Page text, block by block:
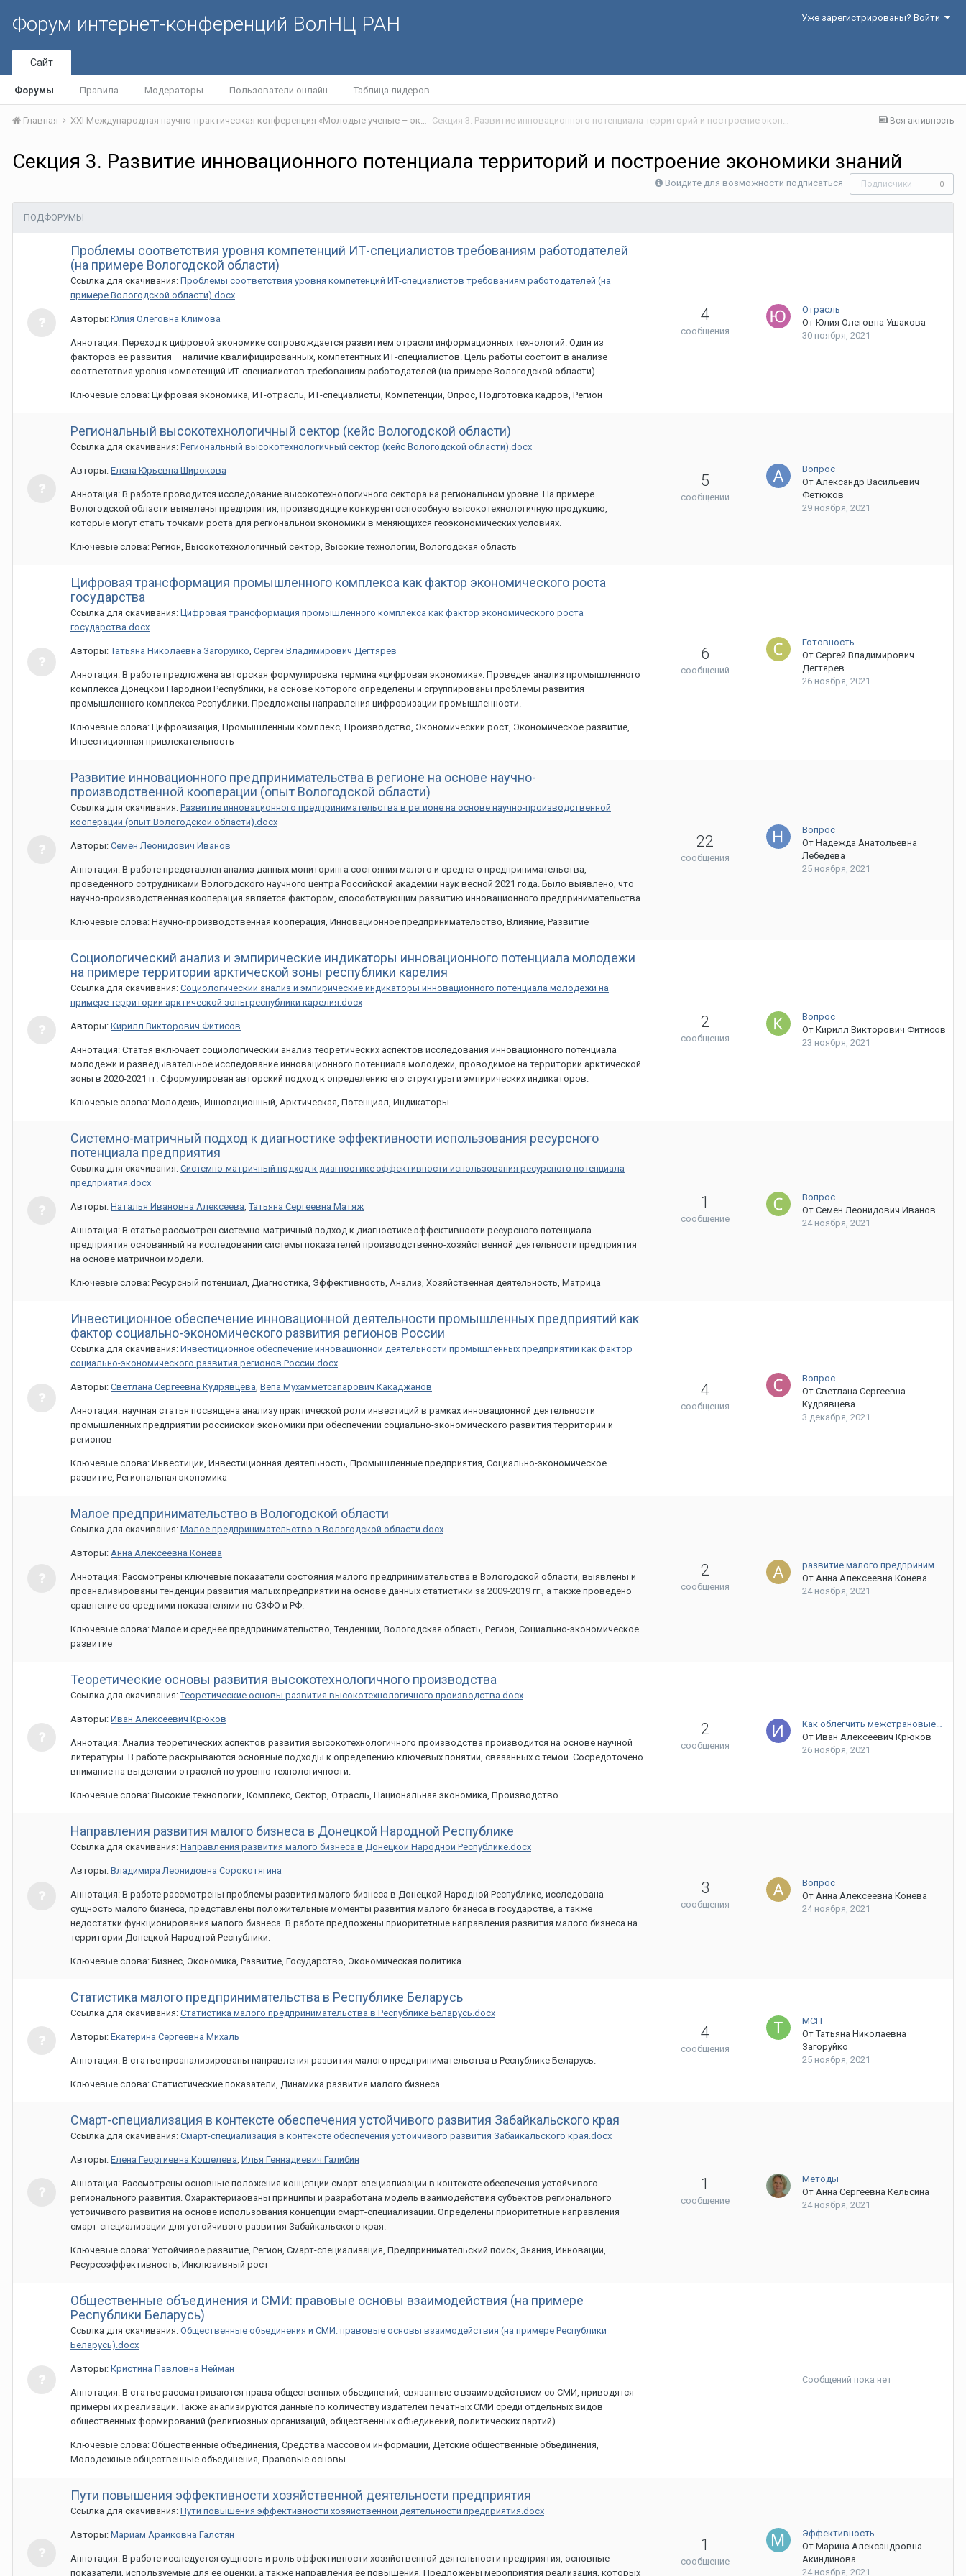
Форум интернет-конференций ВолНЦ РАН Уже зарегистрированы? Войти
Сайт
Форумы Правила Модераторы Пользователи онлайн Таблица лидеров
Вся активность
Главная ХХI Международная научно-практическая конференция «Молодые ученые – экономике региона» Секция 3. Развитие инновационного потенциала территорий и построение экономики знаний
Секция 3. Развитие инновационного потенциала территорий и построение экономики знаний
Войдите для возможности подписаться Подписчики 0
ПОДФОРУМЫ
Проблемы соответствия уровня компетенций ИТ-специалистов требованиям работодателей
(на примере Вологодской области)
Ссылка для скачивания: Проблемы соответствия уровня компетенций ИТ-специалистов требованиям работодателей (на
примере Вологодской области).docx
Авторы: Юлия Олеговна Климова
Аннотация: Переход к цифровой экономике сопровождается развитием отрасли информационных технологий. Один из
факторов ее развития – наличие квалифицированных, компетентных ИТ-специалистов. Цель работы состоит в анализе
соответствия уровня компетенций ИТ-специалистов требованиям работодателей (на примере Вологодской области).
Ключевые слова: Цифровая экономика, ИТ-отрасль, ИТ-специалисты, Компетенции, Опрос, Подготовка кадров, Регион
4
сообщения
Отрасль
От Юлия Олеговна Ушакова
30 ноября, 2021
Региональный высокотехнологичный сектор (кейс Вологодской области)
Ссылка для скачивания: Региональный высокотехнологичный сектор (кейс Вологодской области).docx
Авторы: Елена Юрьевна Широкова
Аннотация: В работе проводится исследование высокотехнологичного сектора на региональном уровне. На примере
Вологодской области выявлены предприятия, производящие конкурентоспособную высокотехнологичную продукцию,
которые могут стать точками роста для региональной экономики в меняющихся геоэкономических условиях.
Ключевые слова: Регион, Высокотехнологичный сектор, Высокие технологии, Вологодская область
5
сообщений
Вопрос
От Александр Васильевич
Фетюков
29 ноября, 2021
Цифровая трансформация промышленного комплекса как фактор экономического роста
государства
Ссылка для скачивания: Цифровая трансформация промышленного комплекса как фактор экономического роста
государства.docx
Авторы:Татьяна Николаевна Загоруйко, Сергей Владимирович Дегтярев
Аннотация: В работе предложена авторская формулировка термина «цифровая экономика». Проведен анализ промышленного
комплекса Донецкой Народной Республики, на основе которого определены и сгруппированы проблемы развития
промышленного комплекса Республики. Предложены направления цифровизации промышленности.
Ключевые слова: Цифровизация, Промышленный комплекс, Производство, Экономический рост, Экономическое развитие,
Инвестиционная привлекательность
6
сообщений
Готовность
От Сергей Владимирович
Дегтярев
26 ноября, 2021
Развитие инновационного предпринимательства в регионе на основе научно-
производственной кооперации (опыт Вологодской области)
Ссылка для скачивания: Развитие инновационного предпринимательства в регионе на основе научно-производственной
кооперации (опыт Вологодской области).docx
Авторы: Семен Леонидович Иванов
Аннотация: В работе представлен анализ данных мониторинга состояния малого и среднего предпринимательства,
проведенного сотрудниками Вологодского научного центра Российской академии наук весной 2021 года. Было выявлено, что
научно-производственная кооперация является фактором, способствующим развитию инновационного предпринимательства.
Ключевые слова: Научно-производственная кооперация, Инновационное предпринимательство, Влияние, Развитие
22
сообщения
Вопрос
От Надежда Анатольевна
Лебедева
25 ноября, 2021
Социологический анализ и эмпирические индикаторы инновационного потенциала молодежи
на примере территории арктической зоны республики карелия
Ссылка для скачивания: Социологический анализ и эмпирические индикаторы инновационного потенциала молодежи на
примере территории арктической зоны республики карелия.docx
Авторы: Кирилл Викторович Фитисов
Аннотация: Статья включает социологический анализ теоретических аспектов исследования инновационного потенциала
молодежи и разведывательное исследование инновационного потенциала молодежи, проводимое на территории арктической
зоны в 2020-2021 гг. Сформулирован авторский подход к определению его структуры и эмпирических индикаторов.
Ключевые слова: Молодежь, Инновационный, Арктическая, Потенциал, Индикаторы
2
сообщения
Вопрос
От Кирилл Викторович Фитисов
23 ноября, 2021
Системно-матричный подход к диагностике эффективности использования ресурсного
потенциала предприятия
Ссылка для скачивания: Системно-матричный подход к диагностике эффективности использования ресурсного потенциала
предприятия.docx
Авторы: Наталья Ивановна Алексеева,Татьяна Сергеевна Матяж
Аннотация: В статье рассмотрен системно-матричный подход к диагностике эффективности ресурсного потенциала
предприятия основанный на исследовании системы показателей производственно-хозяйственной деятельности предприятия
на основе матричной модели.
Ключевые слова: Ресурсный потенциал, Диагностика, Эффективность, Анализ, Хозяйственная деятельность, Матрица
1
сообщение
Вопрос
От Семен Леонидович Иванов
24 ноября, 2021
Инвестиционное обеспечение инновационной деятельности промышленных предприятий как
фактор социально-экономического развития регионов России
Ссылка для скачивания: Инвестиционное обеспечение инновационной деятельности промышленных предприятий как фактор
социально-экономического развития регионов России.docx
Авторы: Светлана Сергеевна Кудрявцева, Вепа Мухамметсапарович Какаджанов
Аннотация: научная статья посвящена анализу практической роли инвестиций в рамках инновационной деятельности
промышленных предприятий российской экономики при обеспечении социально-экономического развития территорий и
регионов
Ключевые слова: Инвестиции, Инвестиционная деятельность, Промышленные предприятия, Социально-экономическое
развитие, Региональная экономика
4
сообщения
Вопрос
От Светлана Сергеевна
Кудрявцева
3 декабря, 2021
Малое предпринимательство в Вологодской области
Ссылка для скачивания: Малое предпринимательство в Вологодской области.docx
Авторы: Анна Алексеевна Конева
Аннотация: Рассмотрены ключевые показатели состояния малого предпринимательства в Вологодской области, выявлены и
проанализированы тенденции развития малых предприятий на основе данных статистики за 2009-2019 гг., а также проведено
сравнение со средними показателями по СЗФО и РФ.
Ключевые слова: Малое и среднее предпринимательство, Тенденции, Вологодская область, Регион, Социально-экономическое
развитие
2
сообщения
развитие малого предприним…
От Анна Алексеевна Конева
24 ноября, 2021
Теоретические основы развития высокотехнологичного производства
Ссылка для скачивания:Теоретические основы развития высокотехнологичного производства.docx
Авторы: Иван Алексеевич Крюков
Аннотация: Анализ теоретических аспектов развития высокотехнологичного производства производится на основе научной
литературы. В работе раскрываются основные подходы к определению ключевых понятий, связанных с темой. Сосредоточено
внимание на выделении отраслей по уровню технологичности.
Ключевые слова: Высокие технологии, Комплекс, Сектор, Отрасль, Национальная экономика, Производство
2
сообщения
Как облегчить межстрановые…
От Иван Алексеевич Крюков
26 ноября, 2021
Направления развития малого бизнеса в Донецкой Народной Республике
Ссылка для скачивания: Направления развития малого бизнеса в Донецкой Народной Республике.docx
Авторы: Владимира Леонидовна Сорокотягина
Аннотация: В работе рассмотрены проблемы развития малого бизнеса в Донецкой Народной Республике, исследована
сущность малого бизнеса, представлены положительные моменты развития малого бизнеса в государстве, а также
недостатки функционирования малого бизнеса. В работе предложены приоритетные направления развития малого бизнеса на
территории Донецкой Народной Республики.
Ключевые слова: Бизнес, Экономика, Развитие, Государство, Экономическая политика
3
сообщения
Вопрос
От Анна Алексеевна Конева
24 ноября, 2021
Статистика малого предпринимательства в Республике Беларусь
Ссылка для скачивания: Статистика малого предпринимательства в Республике Беларусь.docx
Авторы: Екатерина Сергеевна Михаль
Аннотация: В статье проанализированы направления развития малого предпринимательства в Республике Беларусь.
Ключевые слова: Статистические показатели, Динамика развития малого бизнеса
4
сообщения
МСП
ОтТатьяна Николаевна
Загоруйко
25 ноября, 2021
Смарт-специализация в контексте обеспечения устойчивого развития Забайкальского края
Ссылка для скачивания: Смарт-специализация в контексте обеспечения устойчивого развития Забайкальского края.docx
Авторы: Елена Георгиевна Кошелева, Илья Геннадиевич Галибин
Аннотация: Рассмотрены основные положения концепции смарт-специализации в контексте обеспечения устойчивого
регионального развития. Охарактеризованы принципы и разработана модель взаимодействия субъектов регионального
устойчивого развития на основе использования концепции смарт-специализации. Определены приоритетные направления
смарт-специализации для устойчивого развития Забайкальского края.
Ключевые слова: Устойчивое развитие, Регион, Смарт-специализация, Предпринимательский поиск, Знания, Инновации,
Ресурсоэффективность, Инклюзивный рост
1
сообщение
Методы
От Анна Сергеевна Кельсина
24 ноября, 2021
Общественные объединения и СМИ: правовые основы взаимодействия (на примере
Республики Беларусь)
Ссылка для скачивания: Общественные объединения и СМИ: правовые основы взаимодействия (на примере Республики
Беларусь).docx
Авторы: Кристина Павловна Нейман
Аннотация: В статье рассматриваются права общественных объединений, связанные с взаимодействием со СМИ, приводятся
примеры их реализации. Также анализируются данные по количеству издателей печатных СМИ среди отдельных видов
общественных формирований (религиозных организаций, общественных объединений, политических партий).
Ключевые слова: Общественные объединения, Средства массовой информации, Детские общественные объединения,
Молодежные общественные объединения, Правовые основы
Сообщений пока нет
Пути повышения эффективности хозяйственной деятельности предприятия
Ссылка для скачивания: Пути повышения эффективности хозяйственной деятельности предприятия.docx
Авторы: Мариам Араиковна Галстян
Аннотация: В работе исследуется сущность и роль эффективности хозяйственной деятельности предприятия, основные
показатели, используемые для ее оценки. а также направления ее повышения, Предложены мероприятия реализация, которых
1
сообщение
Эффективность
От Марина Александровна
Акиндинова
24 ноября, 2021